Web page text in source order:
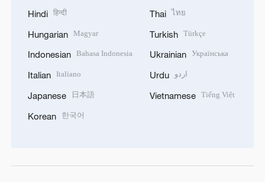
Hindi हिन्दी
Hungarian Magyar
Indonesian Bahasa Indonesia
Italian Italiano
Japanese 日本語
Korean 한국어
Thai ไทย
Turkish Türkçe
Ukrainian Українська
Urdu اردو
Vietnamese Tiếng Việt